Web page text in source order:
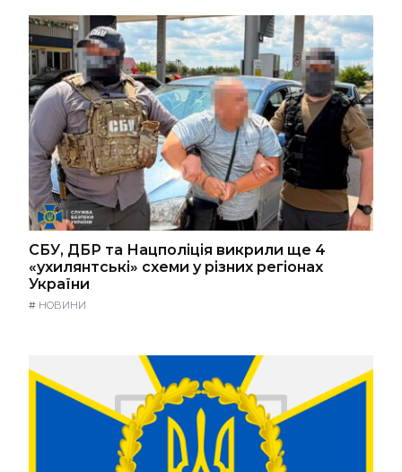
СБУ, ДБР та Нацполіція викрили ще 4
«ухилянтські» схеми у різних регіонах
України
# НОВИНИ